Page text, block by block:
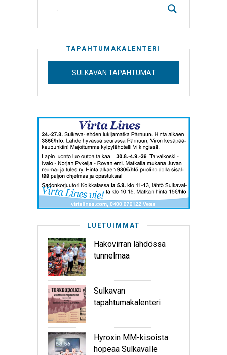
TAPAHTUMAKALENTERI
SULKAVAN TAPAHTUMAT
LUETUIMMAT
Hakovirran lähdössä
tunnelmaa
Sulkavan
tapahtumakalenteri
Hyroxin MM-kisoista
hopeaa Sulkavalle